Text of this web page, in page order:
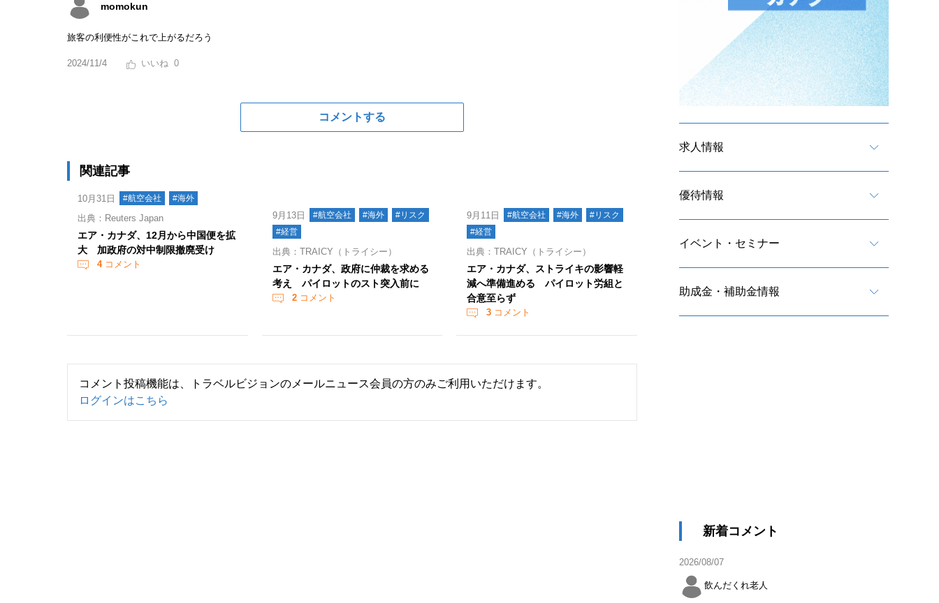
momokun
旅客の利便性がこれで上がるだろう
2024/11/4 0
コメントする
関連記事
10月31日 #航空会社 #海外
出典：Reuters Japan
エア・カナダ、12月から中国便を拡
大 加政府の対中制限撤廃受け
4コメント
9月13日 #航空会社 #海外
#リスク
#経営
出典：TRAICY（トライシー）
エア・カナダ、政府に仲裁を求める
考え パイロットのスト突入前に
2コメント
9月11日 #航空会社 #海外
#リスク
#経営
出典：TRAICY（トライシー）
エア・カナダ、ストライキの影響軽
減へ準備進める パイロット労組と
合意至らず
3 コメント
コメント投稿機能は、トラベルビジョンのメールニュース会員の方のみご利用いただけます。
ログインはこちら
求人情報
優待情報
イベント・セミナー
助成金・補助金情報
新着コメント
2026/08/07
飲んだくれ老人